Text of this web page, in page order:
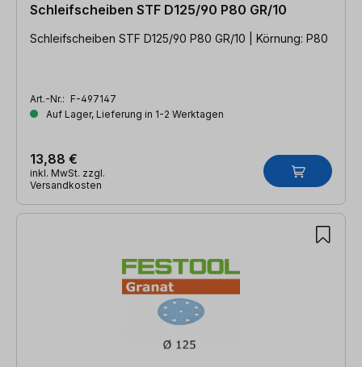
Schleifscheiben STF D125/90 P80 GR/10
Schleifscheiben STF D125/90 P80 GR/10 | Körnung: P80
Art.-Nr.: F-497147
Auf Lager, Lieferung in 1-2 Werktagen
13,88 €
inkl. MwSt. zzgl.
Versandkosten